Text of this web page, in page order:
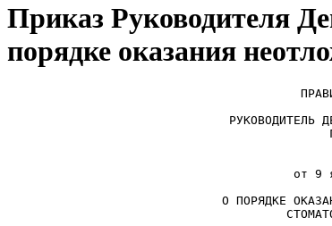
Приказ Руководителя
порядке оказания
РУКОВОДИТЕЛЬ
от 9
О ПОРЯДКЕ